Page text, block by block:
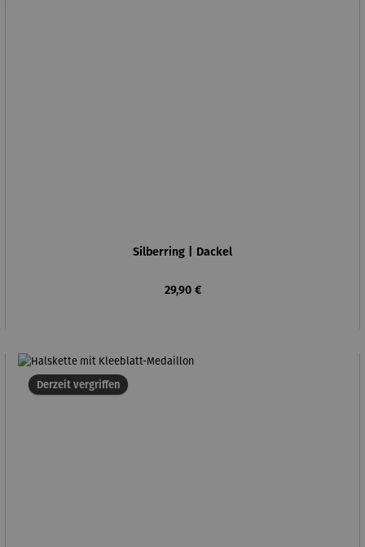
Silberring | Dackel
Regulärer Preis:
29,90 €
Derzeit vergriffen